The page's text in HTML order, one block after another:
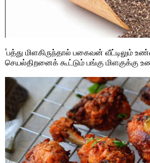
‘பத்து மிளகிருந்தால் பகைவன் வீட்டிலும்
செயல்திறனைக் கூட்டும் பங்கு மிளகுக்கு